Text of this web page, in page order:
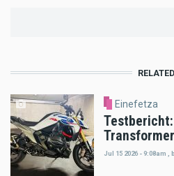
RELATED
Einefetza
Testbericht:
Jul 15 2026 - 9:08am